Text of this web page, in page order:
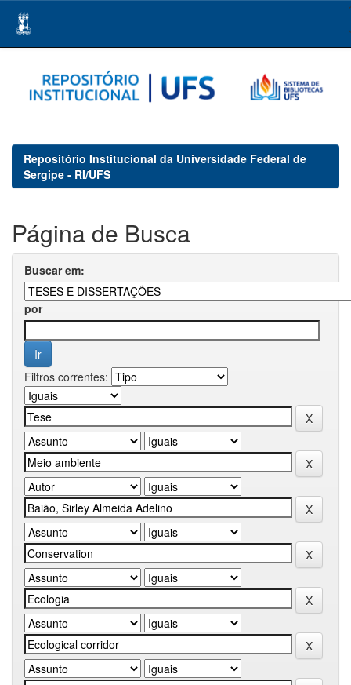
navigation
Repositório Institucional da Universidade Federal de
Sergipe - RI/UFS
Página de Busca
Buscar em:
por
Filtros correntes: